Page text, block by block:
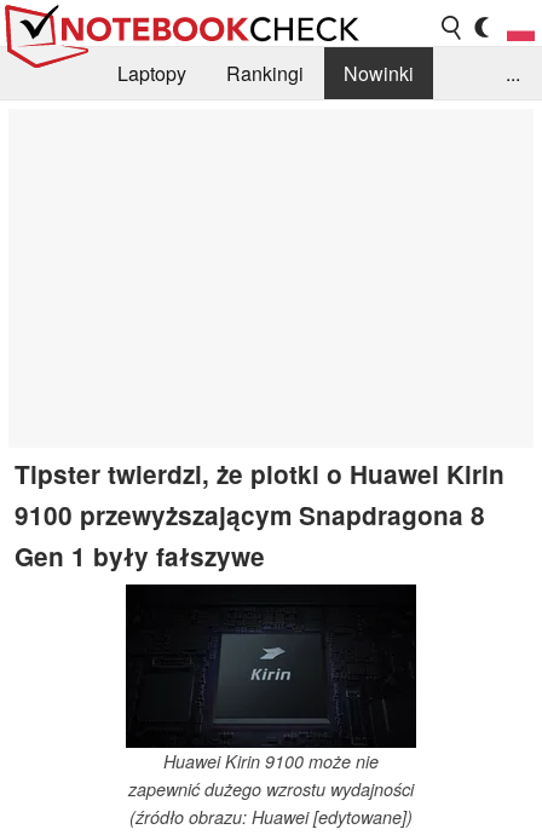
Laptopy Rankingi
Nowinki
...
Tipster twierdzi, że plotki o Huawei Kirin
9100 przewyższającym Snapdragona 8
Gen 1 były fałszywe
Huawei Kirin 9100 może nie
zapewnić dużego wzrostu wydajności
(źródło obrazu: Huawei [edytowane])